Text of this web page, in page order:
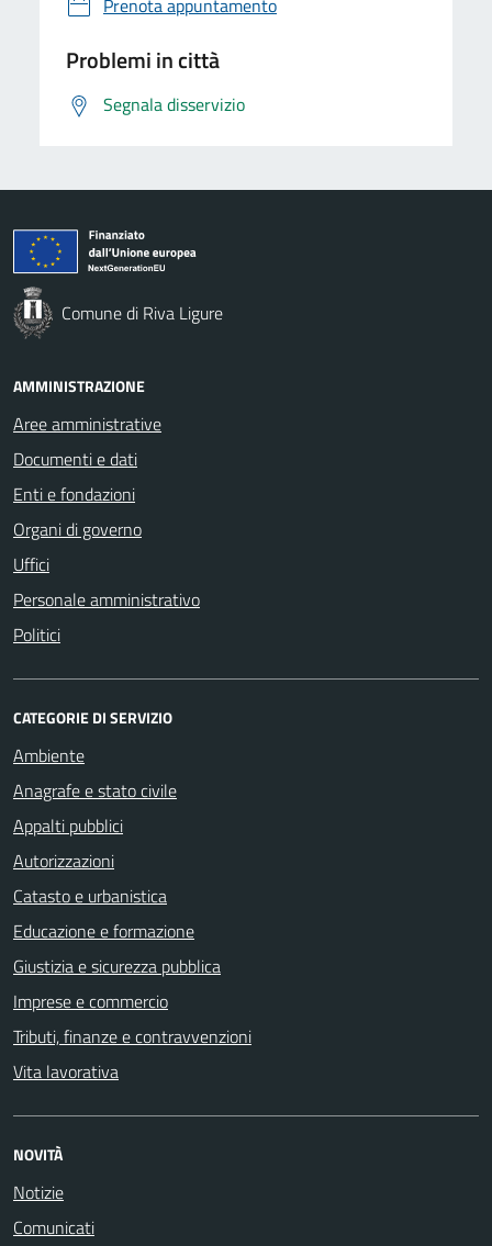
Problemi in città
Segnala disservizio
Comune di Riva Ligure
AMMINISTRAZIONE
Aree amministrative
Documenti e dati
Enti e fondazioni
Organi di governo
Uffici
Personale amministrativo
Politici
CATEGORIE DI SERVIZIO
Ambiente
Anagrafe e stato civile
Appalti pubblici
Autorizzazioni
Catasto e urbanistica
Educazione e formazione
Giustizia e sicurezza pubblica
Imprese e commercio
Tributi, finanze e contravvenzioni
Vita lavorativa
NOVITÀ
Notizie
Comunicati